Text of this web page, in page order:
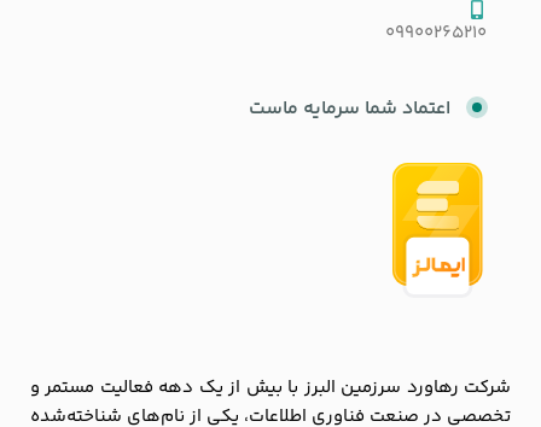
09900265210
اعتماد شما سرمایه ماست
شرکت رهاورد سرزمین البرز با بیش از یک دهه فعالیت مستمر و
تخصصی در صنعت فناوری اطلاعات، یکی از نام‌های شناخته‌شده